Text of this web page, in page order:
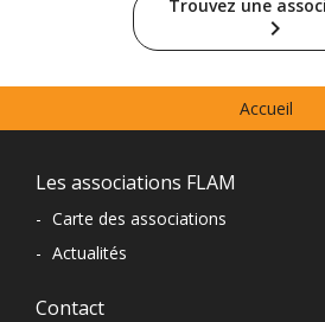
Trouvez une
keyboard_arrow_right
Accueil
Navigation
du
pied
Les associations FLAM
- Carte des associations
- Actualités
Contact